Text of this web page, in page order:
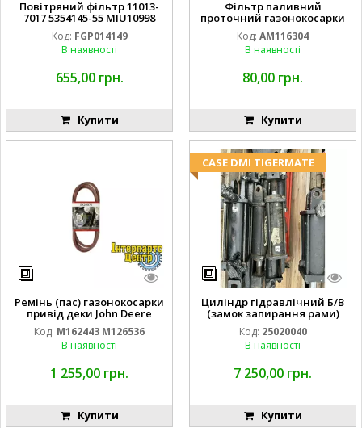
Повітряний фільтр 11013-
7017 5354145-55 MIU10998
FGP014149
Код: FGP014149
В наявності
655,00 грн.
Купити
Фільтр паливний
проточний газонокосарки
JOHN DEERE AM116304
GY20709
Код: AM116304
В наявності
80,00 грн.
Купити
Ремінь (пас) газонокосарки
привід деки John Deere
M162443 M126536
Код: M162443 M126536
В наявності
1 255,00 грн.
Купити
CASE DMI TIGERMATE
Циліндр гідравлічний Б/В
(замок запирання рами)
2''X4'' 25320040
Код: 25020040
В наявності
7 250,00 грн.
Купити